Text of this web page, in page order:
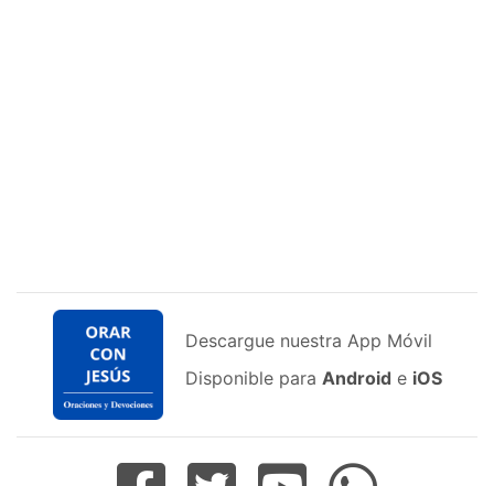
Descargue nuestra App Móvil
Disponible para Android e iOS